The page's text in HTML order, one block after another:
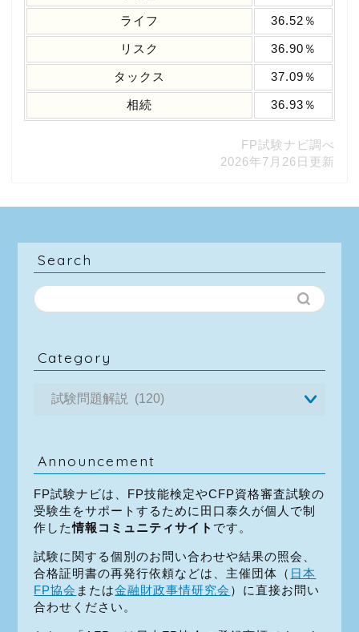
ライフ 36.52％
リスク 36.90％
タックス 37.09％
相続 36.93％
FP試験ナビ調べ
2026年7月26日更新
Search
Category
Announcement
FP試験ナビは、FP技能検定やCFP資格審査試験の
受験生をサポートするために田口泰久が個人で制
作した情報コミュニティサイト です。
試験に関する個別のお問い合わせや結果の照会、
合格証明書の再発行依頼などは、主催団体（ 日本
FP協会 または金融財政事情研究会 ）に直接お問い
合わせください。